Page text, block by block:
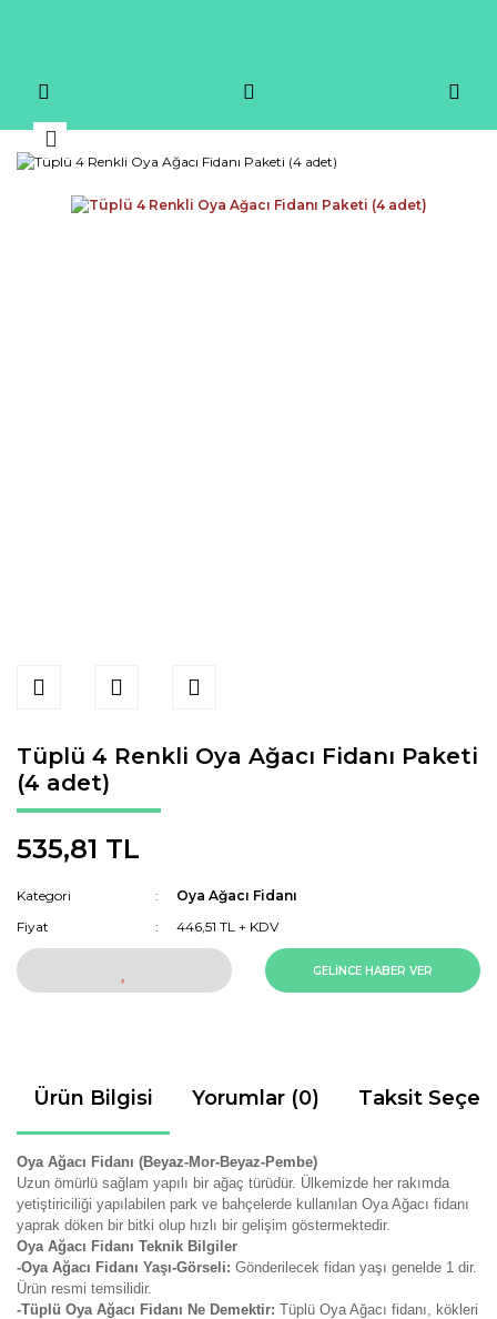
Tüplü 4 Renkli Oya Ağacı Fidanı Paketi
(4 adet)
535,81 TL
Kategori
Oya Ağacı Fidanı
Fiyat
446,51 TL + KDV
GELİNCE HABER VER
Ürün Bilgisi Yorumlar (0) Taksit
Oya Ağacı Fidanı (Beyaz-Mor-Beyaz-Pembe)
Uzun ömürlü sağlam yapılı bir ağaç türüdür. Ülkemizde her rakımda
yetiştiriciliği yapılabilen park ve bahçelerde kullanılan Oya Ağacı fidanı
yaprak döken bir bitki olup hızlı bir gelişim göstermektedir.
Oya Ağacı Fidanı Teknik Bilgiler
-Oya Ağacı Fidanı Yaşı-Görseli: Gönderilecek fidan yaşı genelde 1 dir.
Ürün resmi temsilidir.
-Tüplü Oya Ağacı Fidanı Ne Demektir: Tüplü Oya Ağacı fidanı, kökleri